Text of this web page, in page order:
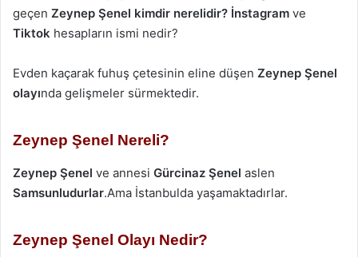
e
k
geçen Zeynep Şenel kimdir nerelidir? İnstagram ve
Tiktok hesapların ismi nedir?
Evden kaçarak fuhuş çetesinin eline düşen Zeynep Şenel
olayında gelişmeler sürmektedir.
Zeynep Şenel Nereli?
Zeynep Şenel ve annesi Gürcinaz Şenel aslen
Samsunludurlar.Ama İstanbulda yaşamaktadırlar.
Zeynep Şenel Olayı Nedir?